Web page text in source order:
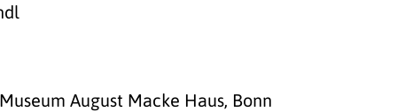
August Macke Haus, Bonn